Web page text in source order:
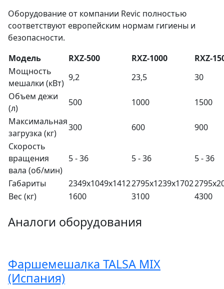
Оборудование от компании Revic полностью
соответствуют европейским нормам гигиены и
безопасности.
Модель
RXZ-500 RXZ-1000
RXZ-
Мощность
мешалки (кВт)
9,2 23,5
30
Объем дежи
(л)
500 1000
1500
Максимальная
загрузка (кг)
300 600
900
Скорость
вращения
вала (об/мин)
5 - 36 5 - 36 5 - 36
Габариты 2349х1049х14122795х1239х1702
Вес (кг)
1600 3100 4300
Аналоги оборудования
Фаршемешалка TALSA MIX
(Испания)